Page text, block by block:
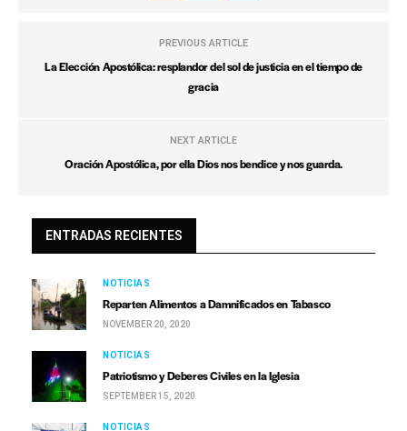
PREVIOUS ARTICLE
La Elección Apostólica: resplandor del sol de justicia en el tiempo de
gracia
NEXT ARTICLE
Oración Apostólica, por ella Dios nos bendice y nos guarda.
ENTRADAS RECIENTES
NOTICIAS
Reparten Alimentos a Damnificados en Tabasco
NOVEMBER 20, 2020
NOTICIAS
Patriotismo y Deberes Civiles en la Iglesia
SEPTEMBER 15, 2020
NOTICIAS